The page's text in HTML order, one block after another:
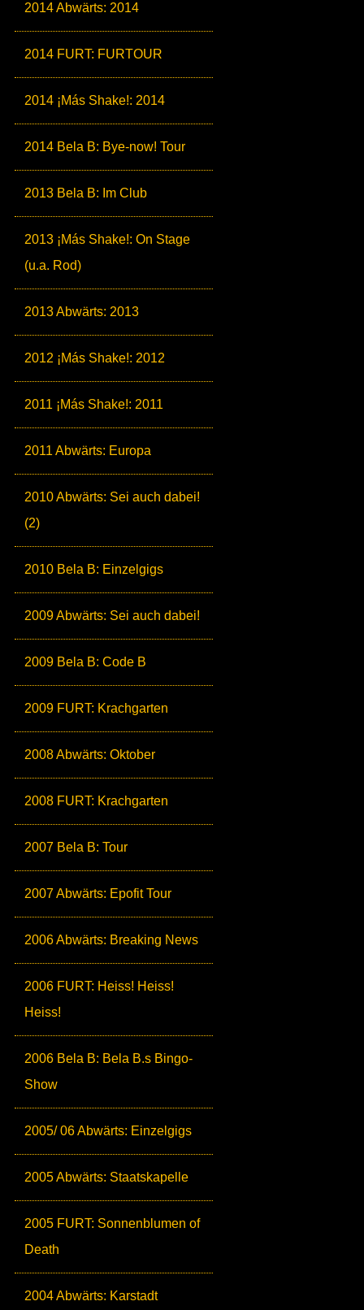
2014 Abwärts: 2014
2014 FURT: FURTOUR
2014 ¡Más Shake!: 2014
2014 Bela B: Bye-now! Tour
2013 Bela B: Im Club
2013 ¡Más Shake!: On Stage
(u.a. Rod)
2013 Abwärts: 2013
2012 ¡Más Shake!: 2012
2011 ¡Más Shake!: 2011
2011 Abwärts: Europa
2010 Abwärts: Sei auch dabei!
(2)
2010 Bela B: Einzelgigs
2009 Abwärts: Sei auch dabei!
2009 Bela B: Code B
2009 FURT: Krachgarten
2008 Abwärts: Oktober
2008 FURT: Krachgarten
2007 Bela B: Tour
2007 Abwärts: Epofit Tour
2006 Abwärts: Breaking News
2006 FURT: Heiss! Heiss!
Heiss!
2006 Bela B: Bela B.s Bingo-
Show
2005/ 06 Abwärts: Einzelgigs
2005 Abwärts: Staatskapelle
2005 FURT: Sonnenblumen of
Death
2004 Abwärts: Karstadt